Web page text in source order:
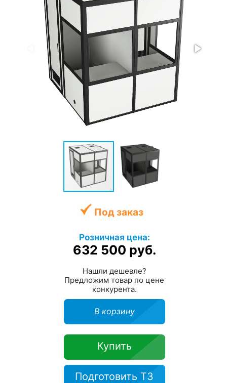
Под заказ
Розничная цена:
632 500 руб.
Нашли дешевле?
Предложим товар по цене
конкурента.
В корзину
Купить
Подготовить ТЗ